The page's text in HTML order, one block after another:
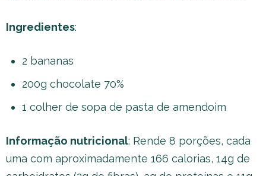
Ingredientes:
2 bananas
200g chocolate 70%
1 colher de sopa de pasta de amendoim
Informação nutricional: Rende 8 porções, cada
uma com aproximadamente 166 calorias, 14g de